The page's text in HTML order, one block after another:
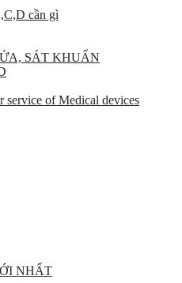
cần gì
SÁT KHUẨN
service of Medical devices
NHẤT